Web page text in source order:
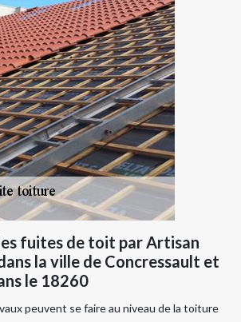
fuites de toit par Artisan
la ville de Concressault et
le 18260
peuvent se faire au niveau de la toiture